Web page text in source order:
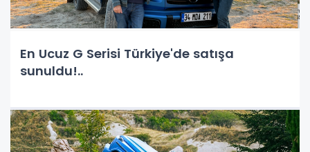
En Ucuz G Serisi Türkiye'de satışa
sunuldu!..